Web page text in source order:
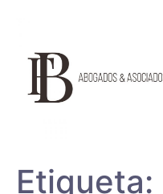
Etiqueta: